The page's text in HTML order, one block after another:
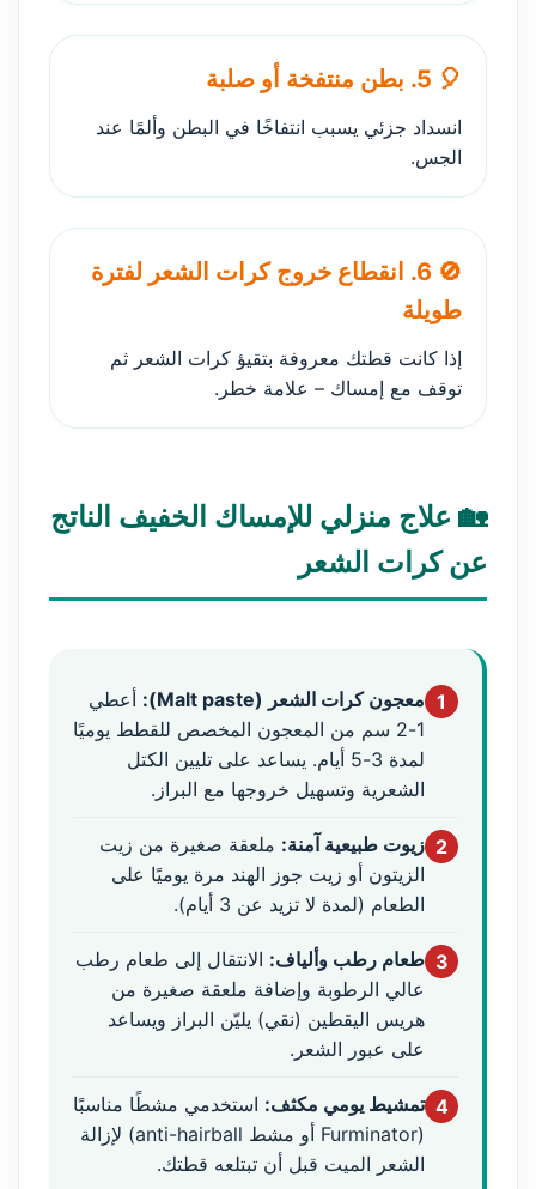
🎈 5. بطن منتفخة أو صلبة
انسداد جزئي يسبب انتفاخًا في البطن وألمًا عند
الجس.
🚫 6. انقطاع خروج كرات الشعر لفترة
طويلة
إذا كانت قطتك معروفة بتقيؤ كرات الشعر ثم
توقف مع إمساك – علامة خطر.
🏡 علاج منزلي للإمساك الخفيف الناتج
عن كرات الشعر
1 معجون كرات الشعر (Malt paste):
أعطي
1-2 سم من المعجون المخصص للقطط يوميًا
لمدة 3-5 أيام. يساعد على تليين الكتل
الشعرية وتسهيل خروجها مع البراز.
2 زيوت طبيعية آمنة: ملعقة صغيرة من زيت
الزيتون أو زيت جوز الهند مرة يوميًا على
الطعام (لمدة لا تزيد عن 3 أيام).
3 طعام رطب وألياف: الانتقال إلى طعام رطب
عالي الرطوبة وإضافة ملعقة صغيرة من
هريس اليقطين (نقي) يليّن البراز ويساعد
على عبور الشعر.
4 تمشيط يومي مكثف: استخدمي مشطًا مناسبًا
(Furminator أو مشط anti-hairball) لإزالة
الشعر الميت قبل أن تبتلعه قطتك.